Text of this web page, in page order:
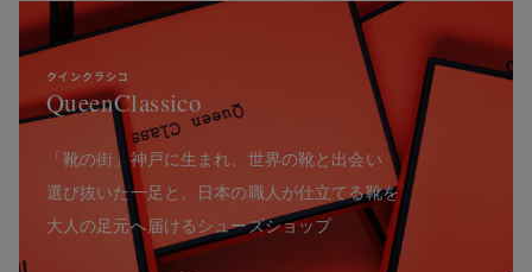
クインクラシコ
QueenClassico
「靴の街」神戸に生まれ、世界の靴と出会い
選び抜いた一足と、日本の職人が仕立てる靴を
大人の足元へ届けるシューズショップ